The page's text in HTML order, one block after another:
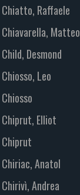
Chiatto, Raffaele
Chiavarella, Matteo
Child, Desmond
Chiosso, Leo
Chiosso
Chiprut, Elliot
Chiprut
Chiriac, Anatol
Chirivì, Andrea